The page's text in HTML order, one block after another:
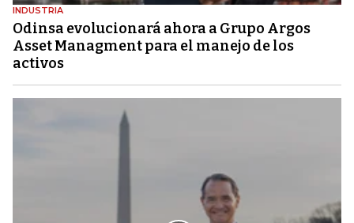
INDUSTRIA
Odinsa evolucionará ahora a Grupo Argos
Asset Managment para el manejo de los
activos